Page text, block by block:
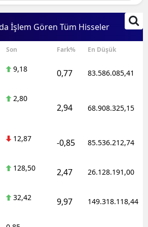
İşlem Gören Tüm Hisseler
Son Fark% En Düşük
9,18 0,77 83.586.085,41
2,80
2,94 68.908.325,15
12,87 -0,85 85.536.212,74
128,50 2,47 26.128.191,00
32,42 9,97 149.318.118,44